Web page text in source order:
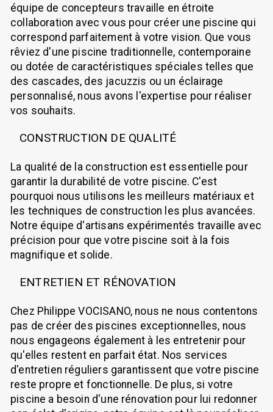
équipe de concepteurs travaille en étroite
collaboration avec vous pour créer une piscine qui
correspond parfaitement à votre vision. Que vous
rêviez d'une piscine traditionnelle, contemporaine
ou dotée de caractéristiques spéciales telles que
des cascades, des jacuzzis ou un éclairage
personnalisé, nous avons l'expertise pour réaliser
vos souhaits.
CONSTRUCTION DE QUALITÉ
La qualité de la construction est essentielle pour
garantir la durabilité de votre piscine. C'est
pourquoi nous utilisons les meilleurs matériaux et
les techniques de construction les plus avancées.
Notre équipe d'artisans expérimentés travaille avec
précision pour que votre piscine soit à la fois
magnifique et solide.
ENTRETIEN ET RÉNOVATION
Chez Philippe VOCISANO, nous ne nous contentons
pas de créer des piscines exceptionnelles, nous
nous engageons également à les entretenir pour
qu'elles restent en parfait état. Nos services
d'entretien réguliers garantissent que votre piscine
reste propre et fonctionnelle. De plus, si votre
piscine a besoin d'une rénovation pour lui redonner